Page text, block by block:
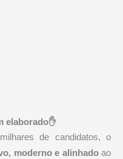
elaborado✋
de candidatos, o
moderno e alinhadoao